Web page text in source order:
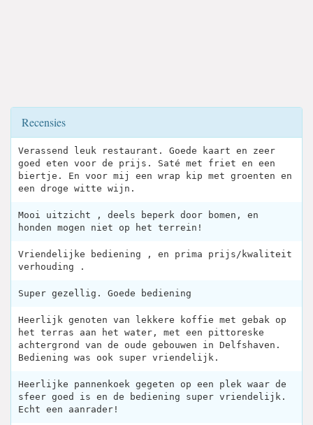
Recensies
Verassend leuk restaurant. Goede kaart en zeer
goed eten voor de prijs. Saté met friet en een
biertje. En voor mij een wrap kip met groenten en
een droge witte wijn.
Mooi uitzicht , deels beperk door bomen, en
honden mogen niet op het terrein!
Vriendelijke bediening , en prima prijs/kwaliteit
verhouding .
Super gezellig. Goede bediening
Heerlijk genoten van lekkere koffie met gebak op
het terras aan het water, met een pittoreske
achtergrond van de oude gebouwen in Delfshaven.
Bediening was ook super vriendelijk.
Heerlijke pannenkoek gegeten op een plek waar de
sfeer goed is en de bediening super vriendelijk.
Echt een aanrader!